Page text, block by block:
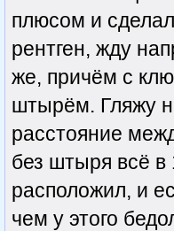
плюсом и
рентген, жду
же, причём с
штырём. Гляжу
расстояние
без штыря всё в
расположил, и
чем у этого